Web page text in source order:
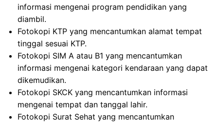
informasi mengenai program pendidikan yang
diambil.
Fotokopi KTP yang mencantumkan alamat tempat
tinggal sesuai KTP.
Fotokopi SIM A atau B1 yang mencantumkan
informasi mengenai kategori kendaraan yang dapat
dikemudikan.
Fotokopi SKCK yang mencantumkan informasi
mengenai tempat dan tanggal lahir.
Fotokopi Surat Sehat yang mencantumkan